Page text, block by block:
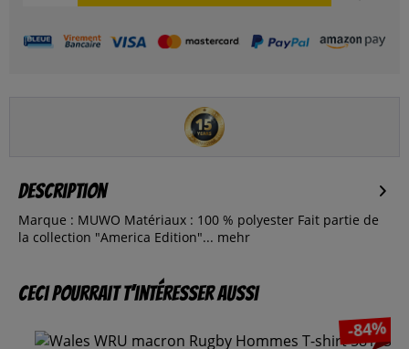
Description
Marque : MUWO Matériaux : 100 % polyester Fait partie de
la collection "America Edition"... mehr
Ceci pourrait t’intéresser aussi
-84%